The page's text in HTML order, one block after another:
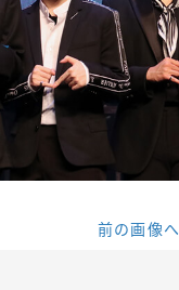
前の画像へ